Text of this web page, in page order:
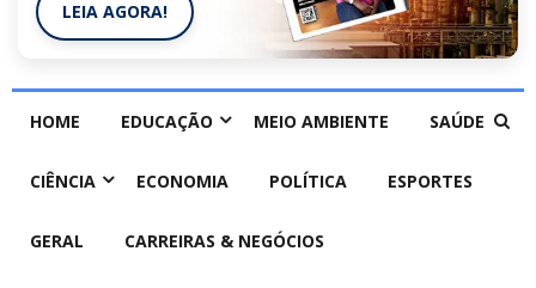
LEIA AGORA!
HOME EDUCAÇÃO MEIO AMBIENTE SAÚDE
CIÊNCIA ECONOMIA POLÍTICA ESPORTES
GERAL CARREIRAS & NEGÓCIOS